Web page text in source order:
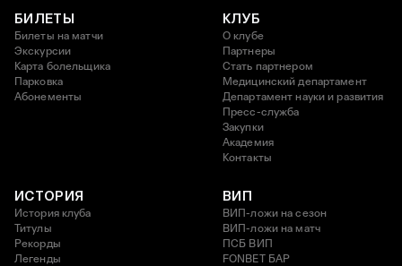
БИЛЕТЫ
Билеты на матчи
Экскурсии
Карта болельщика
Парковка
Абонементы
КЛУБ
О клубе
Партнеры
Стать партнером
Медицинский департамент
Департамент науки и развития
Пресс-служба
Закупки
Академия
Контакты
ИСТОРИЯ
История клуба
Титулы
Рекорды
Легенды
ВИП
ВИП-ложи на сезон
ВИП-ложи на матч
ПСБ ВИП
FONBET БАР